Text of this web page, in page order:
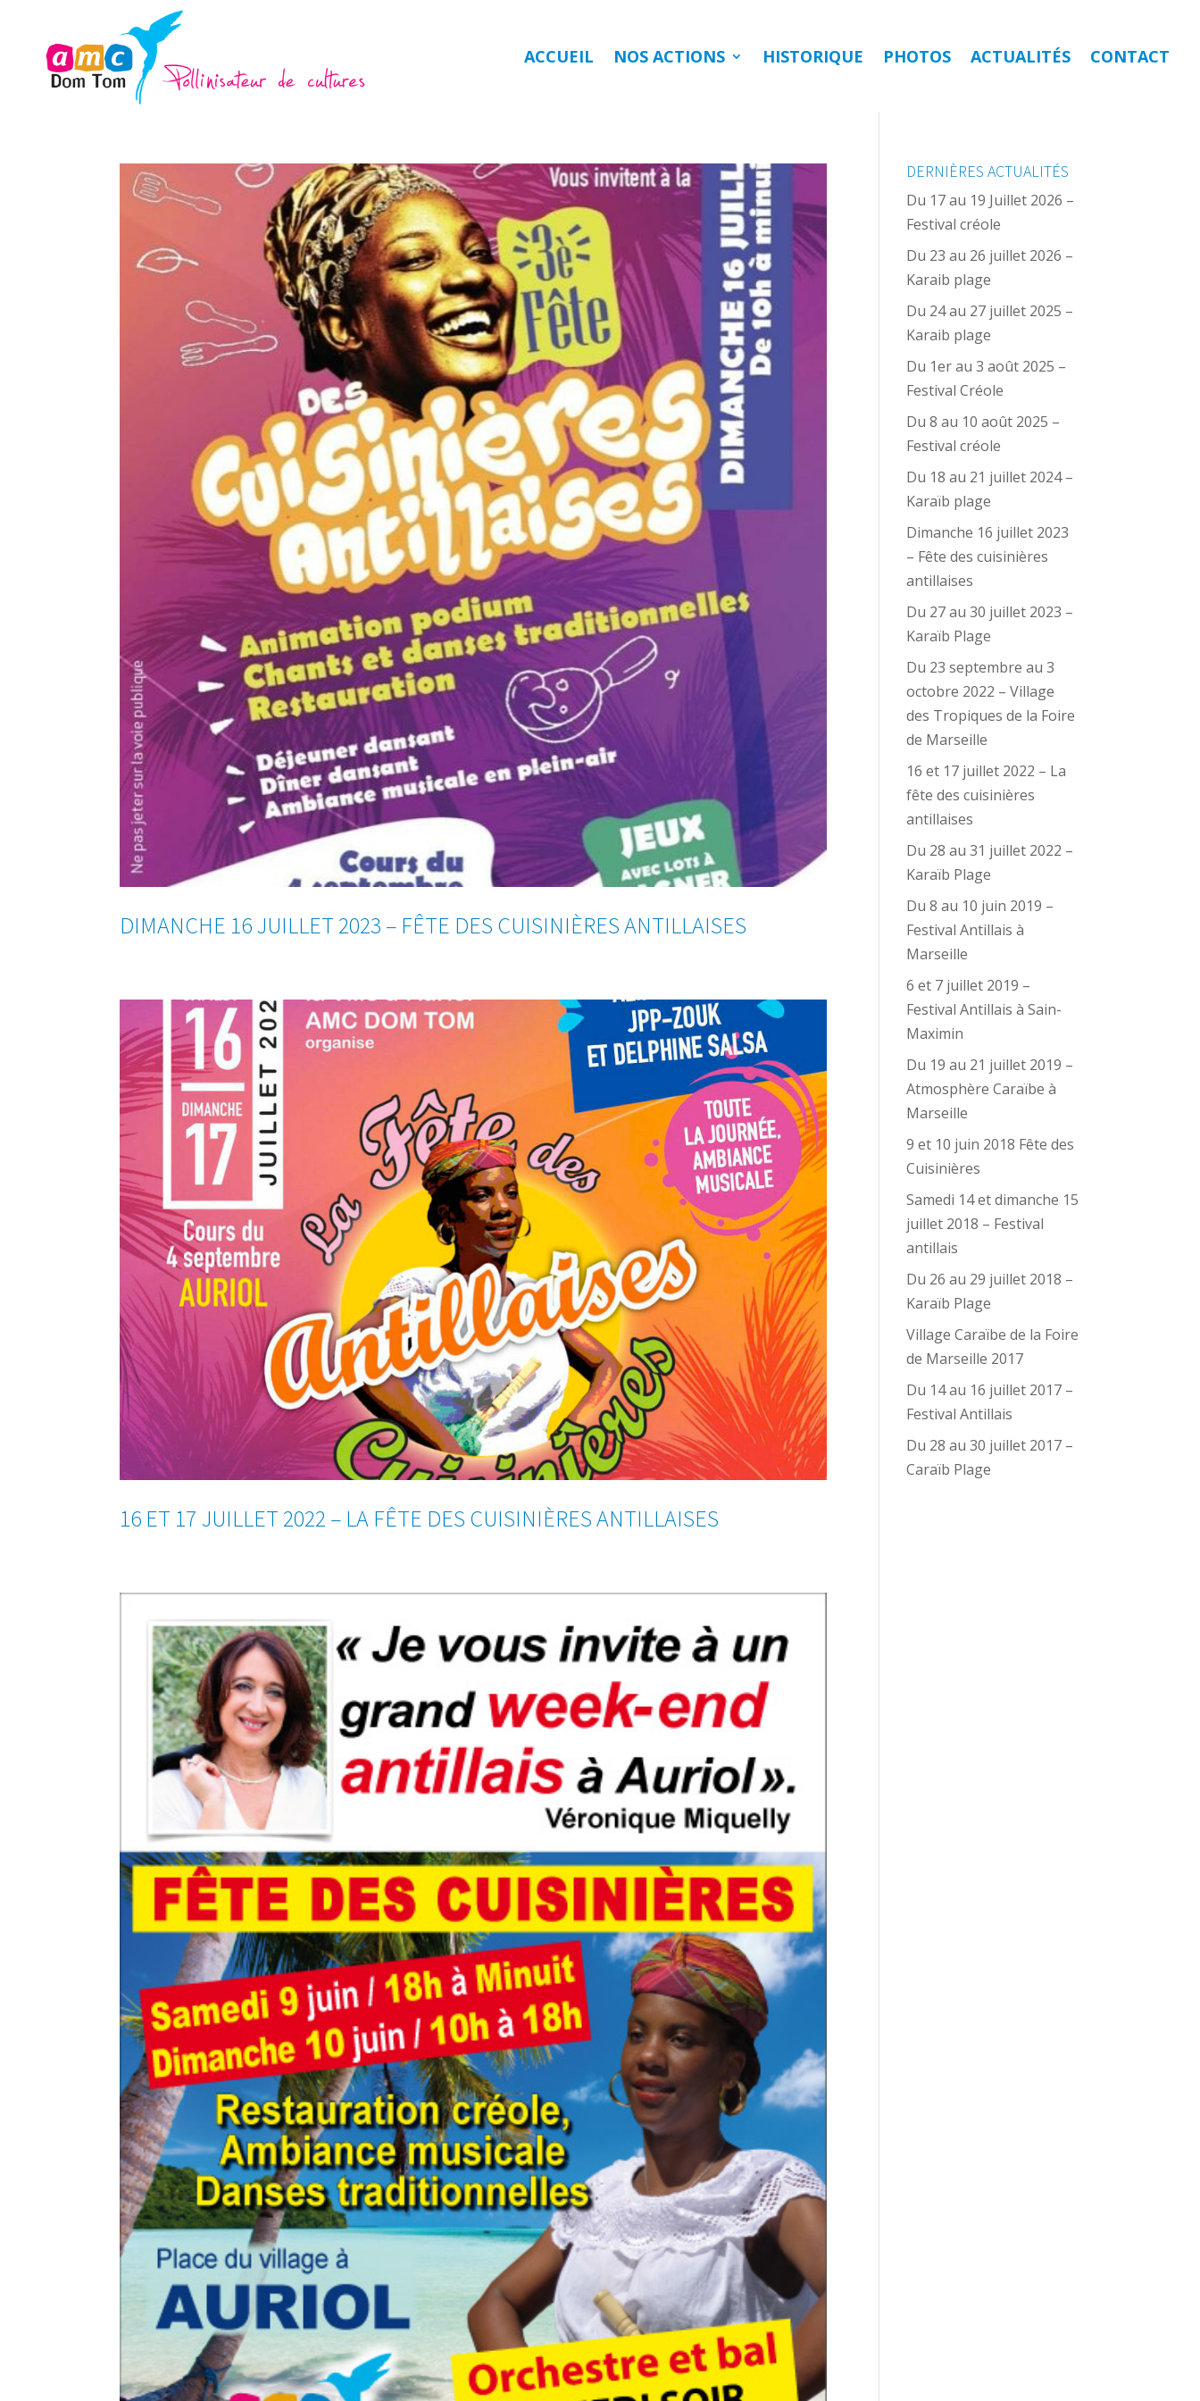
ACCUEIL NOS ACTIONS HISTORIQUE PHOTOS ACTUALITÉS CONTACT
DIMANCHE 16 JUILLET 2023 – FÊTE DES CUISINIÈRES ANTILLAISES
16 ET 17 JUILLET 2022 – LA FÊTE DES CUISINIÈRES ANTILLAISES
DERNIÈRES ACTUALITÉS
Du 17 au 19 Juillet 2026 –
Festival créole
Du 23 au 26 juillet 2026 –
Karaib plage
Du 24 au 27 juillet 2025 –
Karaib plage
Du 1er au 3 août 2025 –
Festival Créole
Du 8 au 10 août 2025 –
Festival créole
Du 18 au 21 juillet 2024 –
Karaïb plage
Dimanche 16 juillet 2023
– Fête des cuisinières
antillaises
Du 27 au 30 juillet 2023 –
Karaïb Plage
Du 23 septembre au 3
octobre 2022 – Village
des Tropiques de la Foire
de Marseille
16 et 17 juillet 2022 – La
fête des cuisinières
antillaises
Du 28 au 31 juillet 2022 –
Karaïb Plage
Du 8 au 10 juin 2019 –
Festival Antillais à
Marseille
6 et 7 juillet 2019 –
Festival Antillais à Sain-
Maximin
Du 19 au 21 juillet 2019 –
Atmosphère Caraïbe à
Marseille
9 et 10 juin 2018 Fête des
Cuisinières
Samedi 14 et dimanche 15
juillet 2018 – Festival
antillais
Du 26 au 29 juillet 2018 –
Karaïb Plage
Village Caraïbe de la Foire
de Marseille 2017
Du 14 au 16 juillet 2017 –
Festival Antillais
Du 28 au 30 juillet 2017 –
Caraïb Plage